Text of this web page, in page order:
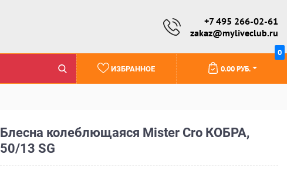
+7 495 266-02-61
zakaz@myliveclub.ru
ИЗБРАННОЕ
0
0.00 РУБ.
Блесна колеблющаяся Mister Cro КОБРА,
50/13 SG